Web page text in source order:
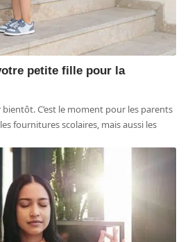
petite fille pour la
bientôt. C’est le moment pour les parents
fournitures scolaires, mais aussi les